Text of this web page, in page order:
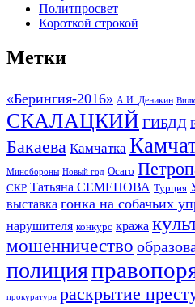
Политпросвет
Короткой строкой
Метки
«Берингия-2016» А.И. Деникин
СКАЛАЦКИЙ ГИБДД
Бакаева Камчатка
Минобороны Новый год Осаго
СКР Татьяна СЕМЕНОВА Турция
выставка гонка на собачьих
нарушителя конкурс кража
мошенничество
полиция
прокуратура раскрытие